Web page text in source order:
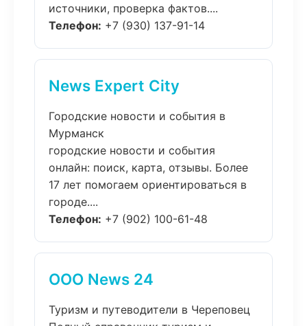
источники, проверка фактов....
Телефон: +7 (930) 137-91-14
News Expert City
Городские новости и события в
Мурманск
городские новости и события
онлайн: поиск, карта, отзывы. Более
17 лет помогаем ориентироваться в
городе....
Телефон: +7 (902) 100-61-48
ООО News 24
Туризм и путеводители в Череповец